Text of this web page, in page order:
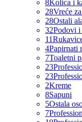
8Kolica i
28Vreće
28Ostali
32Podovi i
11
4Papirnati
7Toaletni
23
23
2Kreme
8Sapuni
5Ostala
7